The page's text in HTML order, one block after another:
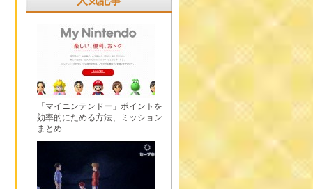
「マイニンテンドー」ポイントを
効率的にためる方法、ミッション
まとめ